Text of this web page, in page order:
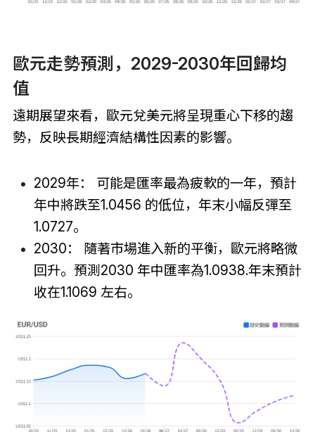
歐元走勢預測，2029-2030年回歸均
值
遠期展望來看，歐元兌美元將呈現重心下移的趨
勢，反映長期經濟結構性因素的影響。
2029年： 可能是匯率最為疲軟的一年，預計
年中將跌至1.0456 的低位，年末小幅反彈至
1.0727。
2030： 隨著市場進入新的平衡，歐元將略微
回升。預測2030 年中匯率為1.0938.年末預計
收在1.1069 左右。